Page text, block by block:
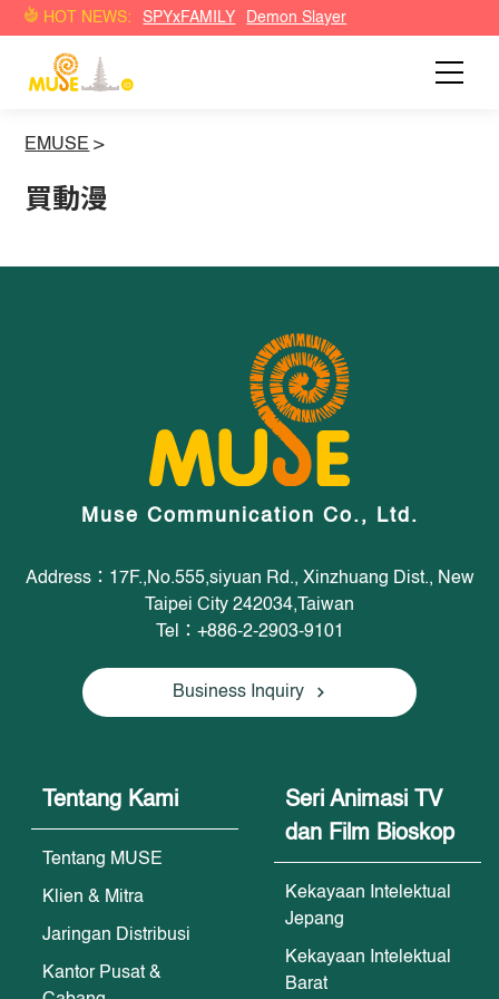
HOT NEWS: SPYxFAMILY Demon Slayer
EMUSE >
買動漫
Muse Communication Co., Ltd.
Address：17F.,No.555,siyuan Rd., Xinzhuang Dist., New
Taipei City 242034,Taiwan
Tel：+886-2-2903-9101
Business Inquiry
Tentang Kami
Tentang MUSE
Klien & Mitra
Jaringan Distribusi
Kantor Pusat &
Seri Animasi TV
dan Film Bioskop
Kekayaan Intelektual
Jepang
Kekayaan Intelektual
Barat